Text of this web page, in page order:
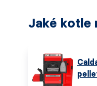
Jaké kotle